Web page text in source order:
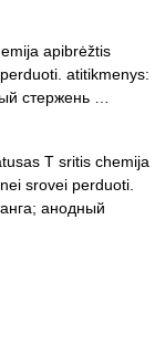
apibrėžtis
atitikmenys:
стержень …
T sritis chemija
srovei perduoti.
анодный